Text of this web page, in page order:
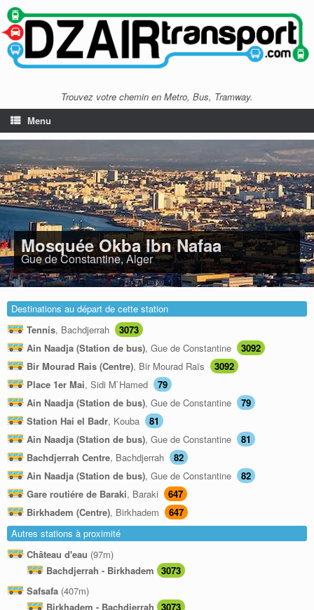
Trouvez votre chemin en Metro, Bus, Tramway.
Menu
Mosquée Okba Ibn Nafaa
Gue de Constantine, Alger
Destinations au départ de cette station
Tennis, Bachdjerrah
3073
Ain Naadja (Station de bus), Gue de Constantine
3092
Bir Mourad Rais (Centre), Bir Mourad Raïs
3092
Place 1er Mai, Sidi M`Hamed
79
Ain Naadja (Station de bus), Gue de Constantine
79
Station Hai el Badr, Kouba
81
Ain Naadja (Station de bus), Gue de Constantine
81
Bachdjerrah Centre, Bachdjerrah
82
Ain Naadja (Station de bus), Gue de Constantine
82
Gare routiére de Baraki, Baraki
647
Birkhadem (Centre), Birkhadem
647
Autres stations à proximité
Château d'eau (97m)
Bachdjerrah - Birkhadem 3073
Safsafa (407m)
Birkhadem - Bachdjerrah 3073